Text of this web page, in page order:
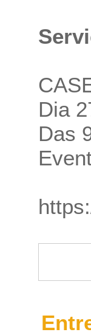
Dia
Das